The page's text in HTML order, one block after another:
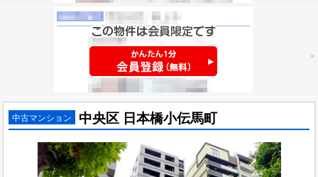
中古マンション 中央区 日本橋小伝馬町